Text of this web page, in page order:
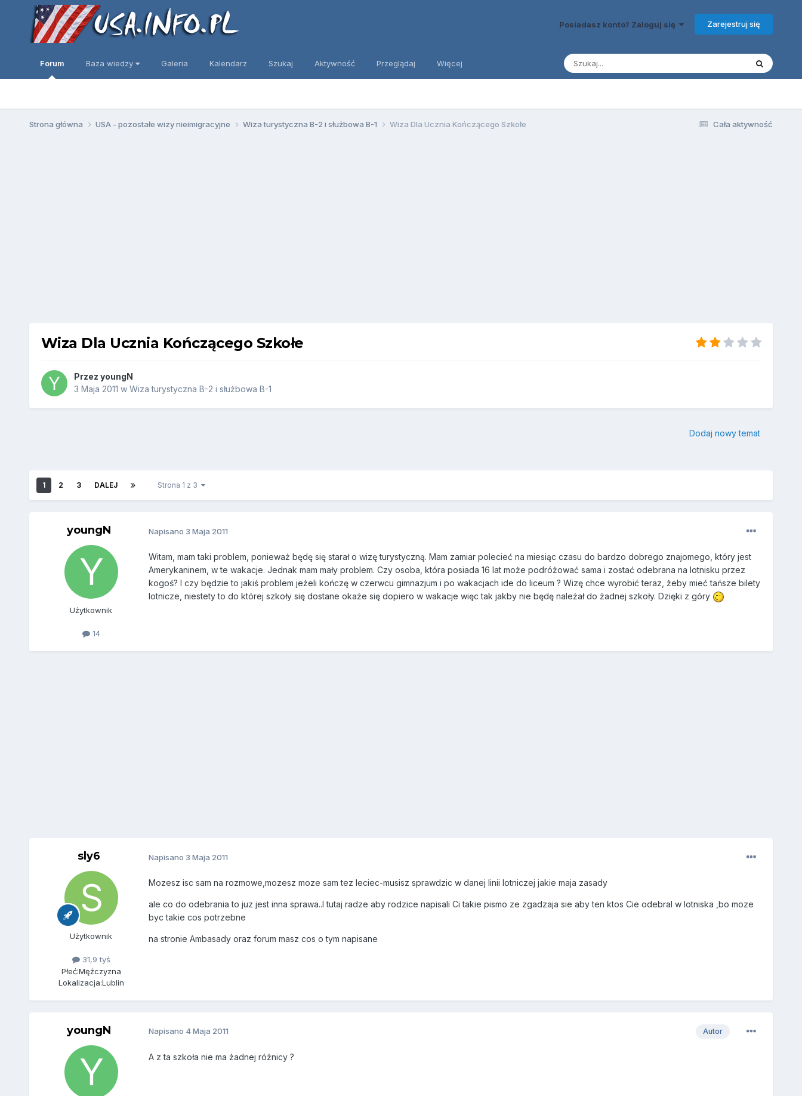
Posiadasz konto? Zaloguj się Zarejestruj się
Forum Baza wiedzy Galeria Kalendarz Szukaj Aktywność Przeglądaj Więcej
Cała aktywność
Strona główna USA - pozostałe wizy nieimigracyjne Wiza turystyczna B-2 i służbowa B-1 Wiza Dla Ucznia Kończącego Szkołe
Wiza Dla Ucznia Kończącego Szkołe
Przez youngN
3 Maja 2011 w Wiza turystyczna B-2 i służbowa B-1
Dodaj nowy temat
1 2 3 DALEJ Strona 1 z 3
youngN
Użytkownik
14
Napisano 3 Maja 2011
Witam, mam taki problem, ponieważ będę się starał o wizę turystyczną. Mam zamiar polecieć na miesiąc czasu do bardzo dobrego znajomego, który jest
Amerykaninem, w te wakacje. Jednak mam mały problem. Czy osoba, która posiada 16 lat może podróżować sama i zostać odebrana na lotnisku przez
kogoś? I czy będzie to jakiś problem jeżeli kończę w czerwcu gimnazjum i po wakacjach ide do liceum ? Wizę chce wyrobić teraz, żeby mieć tańsze bilety
lotnicze, niestety to do której szkoły się dostane okaże się dopiero w wakacje więc tak jakby nie będę należał do żadnej szkoły. Dzięki z góry
sly6
Użytkownik
31,9 tyś
Płeć:Mężczyzna
Lokalizacja:Lublin
Napisano 3 Maja 2011
Mozesz isc sam na rozmowe,mozesz moze sam tez leciec-musisz sprawdzic w danej linii lotniczej jakie maja zasady
ale co do odebrania to juz jest inna sprawa..I tutaj radze aby rodzice napisali Ci takie pismo ze zgadzaja sie aby ten ktos Cie odebral w lotniska ,bo moze
byc takie cos potrzebne
na stronie Ambasady oraz forum masz cos o tym napisane
youngN Autor
Napisano 4 Maja 2011
A z ta szkoła nie ma żadnej różnicy ?